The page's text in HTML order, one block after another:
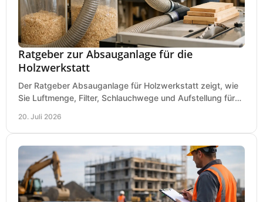
Ratgeber zur Absauganlage für die
Holzwerkstatt
Der Ratgeber Absauganlage für Holzwerkstatt zeigt, wie
Sie Luftmenge, Filter, Schlauchwege und Aufstellung für
20. Juli 2026